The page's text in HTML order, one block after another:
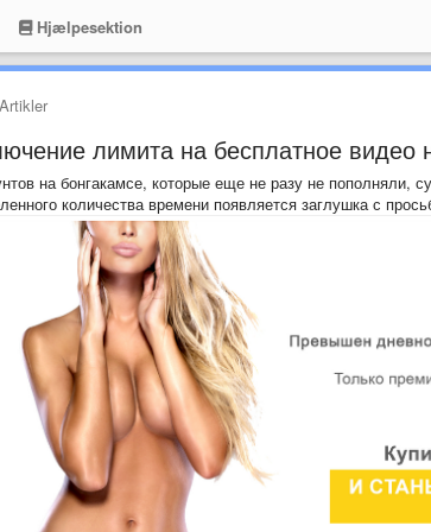
Hjælpesektion
Artikler
лимита на бесплатное видео
на бонгакамсе, которые еще не разу не пополняли,
количества времени появляется заглушка с